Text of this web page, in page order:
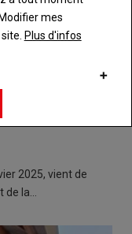
2025, vient de
de la…
mes
Plus d'infos